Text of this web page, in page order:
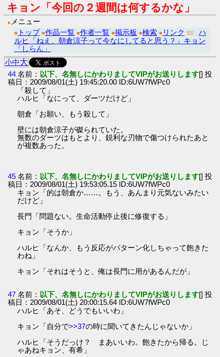
キョン「今回の２週間は何するかな」
● メニュー
■ トップ ■作品一覧 ■作者一覧 ■掲示板 ■検索 ■ リンク SS： ハ
ルヒ「ねえ、朝倉涼子って今なにしてると思う？」キョン
「しらん」
小中大
44 名前： 以下、名無しにかわりましてVIPがお送りします[] 投
稿日：2009/08/01(土) 19:45:20.00 ID:6UW7fWPc0
「殺して」
ハルヒ「なにって、ダーツだけど」
朝倉「お願い、もう殺して」
壁には朝倉涼子が磔られていた。
無数のダーツはもとより、鋭利な刃物で傷つけられたあと
が複数あった。
45 名前： 以下、名無しにかわりましてVIPがお送りします[] 投
稿日：2009/08/01(土) 19:53:05.15 ID:6UW7fWPc0
キョン「的は朝倉か……。もう、あんまり元気ないみたい
だけど」
長門「問題ない。生命活動停止後に修復する」
キョン「そうか」
ハルヒ「なんか、もう反応がパターン化しちゃって飽きた
わね」
キョン「それはそうと、俺は長門に用があるんだが」
47 名前： 以下、名無しにかわりましてVIPがお送りします[] 投
稿日：2009/08/01(土) 20:00:15.64 ID:6UW7fWPc0
ハルヒ「あそ、どうでもいいわ」
キョン「自分で>>37の時に聞いてきたんじゃないか」
ハルヒ「そうだっけ？ まあいいわ。飽きたから帰る。じ
ゃあねキョン、有希」